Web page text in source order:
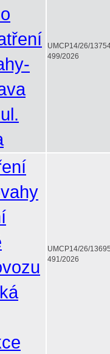
UMCP14/26/
499/2026
UMCP14/26/
491/2026